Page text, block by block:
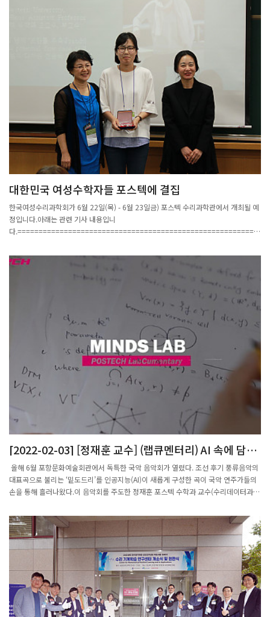
발전가능성,연구분야의 독창성 등을 종합 평가하여 선정하며, 3년간 3억원의 연구비를
대한민국 여성수학자들 포스텍에 결집
한국여성수리과학회가 6월 22일(목) - 6월 23일금) 포스텍 수리과학관에서 개최될 예
정입니다.아래는 관련 기사 내용입니
다.=========================================================
성수리과학회(KWMS)가 22일부터 23일까지 한국고등과학원 후원을 받아 ‘제 13회
한국여성수리과학회 국제 학술대회’를 포스텍에서 개최한다.분야를 리드하는 3명의
여성수학자들의 기조강연과 윤송이 엔씨소프트문화재단 이사장의 ‘공부와 일 그리고
리더십’이란 주제강연 그리고 인공지능 최고 전문가 최승진 포스텍 교수의 ‘4차산업혁
명시대를 위한 인공지능 딥러닝’에 대한 강연이 예정돼 있다. 6개 수학 분과에서 50여
편의 논문이 발표될 예정에 있어 학술교류를 바탕으로 국내외 활발한 네트워킹의 장이
될 전망이다.이번 국제학술회의에서는 포스텍 배명진 교수와 숭실대 심은하 교수에게
제 1회 KWMS-엔씨소프트문화재단 젊은여성수학자상이 수여된다. 한국여성수리과학
회는 엔씨소프트문화재단의 후원으로 우수한 젊은 여성 수학자를 발굴함은 물론 여성
수학자에 대한 사회적 위상을 제고하고 수학 분야의 탁월한 여성 인재를 양성하는 데
기여할 목적으로 KWMS-엔씨소프트문화재단 젊은여성수학자상을 제정했다.첫 수상
자인 배명진 교수는 오래된 난제인 프란틀 추측을 증명한 순수수학의 업적으로, 응용수
학수상자 숭실대 심은하 교수는 감염병에 대한 의학, 경제학과의 융합의 탁월한 업적이
높이 평가되었다.포항=장영태 기자
3678jyt@segye.com http://www.segye.com/newsView/20170621002346
[2022-02-03] [정재훈 교수] (랩큐멘터리) AI 속에 담긴
수학의 비밀 푼다
올해 6월 포항문화예술회관에서 독특한 국악 음악회가 열렸다. 조선 후기 풍류음악의
대표곡으로 불리는 ‘밑도드리’를 인공지능(AI)이 새롭게 구성한 곡이 국악 연주가들의
손을 통해 흘러나왔다.이 음악회를 주도한 정재훈 포스텍 수학과 교수(수리데이터과학
고 비슷한 패턴의 음악을 작곡할 수 있겠다고 생각했다”며 “단순히 데이터를 통해 음
악을 만들기만 하는 게 아니라, 수학 원리를 통해 창작 원리를 알아냄으로써 해석 가능
한 음악을 만들고자 했다”고 말했다. 정재훈 포스텍 수학과 교수·수리데이터과학연구
소장 정 교수가 이끄는 수리데이터과학연구소는 데이터과학과 AI의 근본적인 수리 연
구를 수행하고 있다. 순수수학, 응용수학, 산업수학 연구자들이 모여 데이터과학에 대
한 수학적 이론을 구축하고, 알고리즘을 해석해 과학과 산업의 다양한 분야에 적용하는
것이다.정 교수는 “데이터과학과 AI가 현대 사회의 가장 큰 화두이지만, 이를 응용하는
기술에 비해 기저의 수학 원리에 대한 연구는 국내에서 제대로 이뤄지지 않고 있다”며
“수리데이터과학연구소가 선도적 역할을 하기 위해 노력하고 있다”고 말했다.정 교수